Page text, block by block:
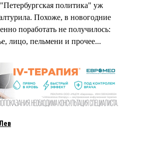
политика" уж
Похоже, в новогодние
поработать не получилось:
лицо, пельмени и прочее...